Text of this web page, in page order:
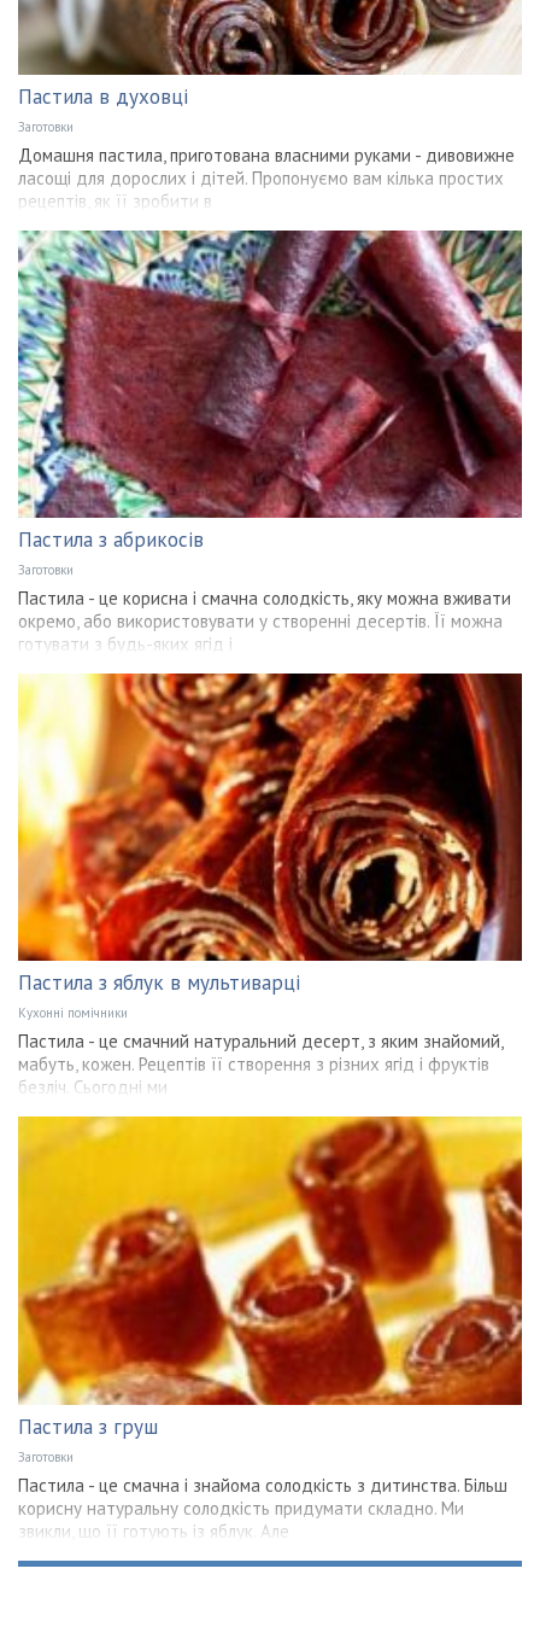
Пастила в духовці
Заготовки
Домашня пастила, приготована власними руками - дивовижне
ласощі для дорослих і дітей. Пропонуємо вам кілька простих
рецептів, як її зробити в
Пастила з абрикосів
Заготовки
Пастила - це корисна і смачна солодкість, яку можна вживати
окремо, або використовувати у створенні десертів. Її можна
готувати з будь-яких ягід і
Пастила з яблук в мультиварці
Кухонні помічники
Пастила - це смачний натуральний десерт, з яким знайомий,
мабуть, кожен. Рецептів її створення з різних ягід і фруктів
безліч. Сьогодні ми
Пастила з груш
Заготовки
Пастила - це смачна і знайома солодкість з дитинства. Більш
корисну натуральну солодкість придумати складно. Ми
звикли, що її готують із яблук. Але